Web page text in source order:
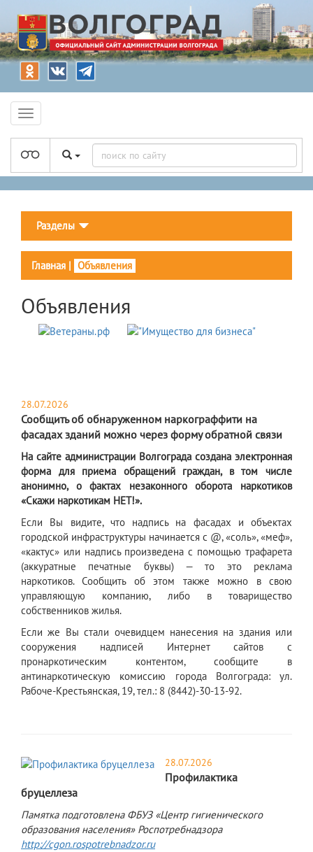
Разделы
Главная | Объявления
Объявления
28.07.2026
Сообщить об обнаруженном наркограффити на
фасадах зданий можно через форму обратной связи
На сайте администрации Волгограда создана электронная
форма для приема обращений граждан, в том числе
анонимно, о фактах незаконного оборота наркотиков
«Скажи наркотикам НЕТ!».
Если Вы видите, что надпись на фасадах и объектах
городской инфраструктуры начинается с @, «соль», «меф»,
«кактус» или надпись произведена с помощью трафарета
(аккуратные печатные буквы) — то это реклама
наркотиков. Сообщить об этом также можно в свою
управляющую компанию, либо в товарищество
собственников жилья.
Если же Вы стали очевидцем нанесения на здания или
сооружения надписей Интернет сайтов с
пронаркотическим контентом, сообщите в
антинаркотическую комиссию города Волгограда: ул.
Рабоче-Крестьянская, 19, тел.: 8 (8442)-30-13-92.
28.07.2026
Профилактика
бруцеллеза
Памятка подготовлена ФБУЗ «Центр гигиенического
образования населения» Роспотребнадзора
http://cgon.rospotrebnadzor.ru